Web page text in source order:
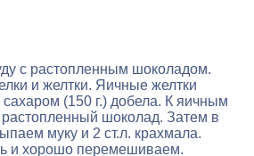
с растопленным шоколадом.
и желтки. Яичные желтки
(150 г.) добела. К яичным
шоколад. Затем в
муку и 2 ст.л. крахмала.
и хорошо перемешиваем.